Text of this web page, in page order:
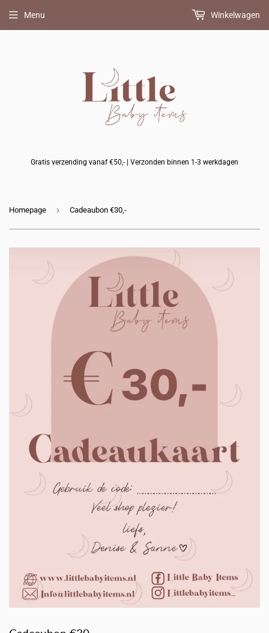
Gratis verzending vanaf €50,- | Verzonden binnen 1-3 werkdagen
Menu Winkelwagen
Homepage › Cadeaubon €30,-